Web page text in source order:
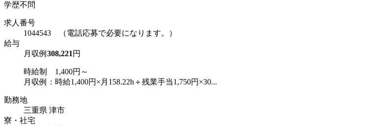
学歴不問
求人番号
1044543 （電話応募で必要になります。）
給与
月収例 308,221 円
時給制 1,400円～
月収例：時給1,400円×月158.22h＋残業手当1,750円×30...
勤務地
三重県 津市
寮・社宅